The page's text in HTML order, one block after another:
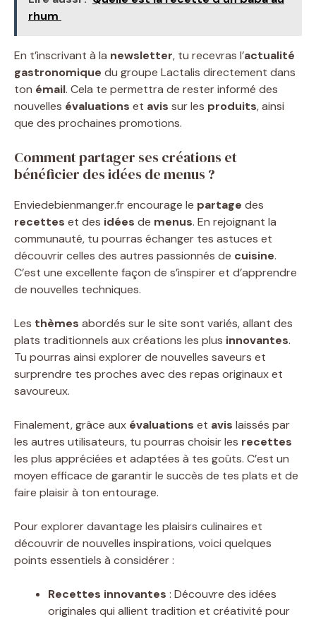
rhum ​
En t’inscrivant à la newsletter, tu recevras l’actualité
gastronomique du groupe Lactalis directement dans
ton émail. Cela te permettra de rester informé des
nouvelles évaluations et avis sur les produits, ainsi
que des prochaines promotions.
Comment partager ses créations et
bénéficier des idées de menus ?
Enviedebienmanger.fr encourage le partage des
recettes et des idées de menus. En rejoignant la
communauté, tu pourras échanger tes astuces et
découvrir celles des autres passionnés de cuisine.
C’est une excellente façon de s’inspirer et d’apprendre
de nouvelles techniques.
Les thèmes abordés sur le site sont variés, allant des
plats traditionnels aux créations les plus innovantes.
Tu pourras ainsi explorer de nouvelles saveurs et
surprendre tes proches avec des repas originaux et
savoureux.
Finalement, grâce aux évaluations et avis laissés par
les autres utilisateurs, tu pourras choisir les recettes
les plus appréciées et adaptées à tes goûts. C’est un
moyen efficace de garantir le succès de tes plats et de
faire plaisir à ton entourage.
Pour explorer davantage les plaisirs culinaires et
découvrir de nouvelles inspirations, voici quelques
points essentiels à considérer :
Recettes innovantes : Découvre des idées
originales qui allient tradition et créativité pour